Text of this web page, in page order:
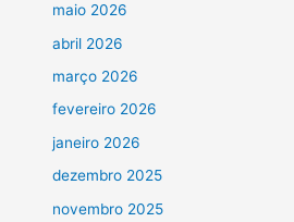
maio 2026
abril 2026
março 2026
fevereiro 2026
janeiro 2026
dezembro 2025
novembro 2025